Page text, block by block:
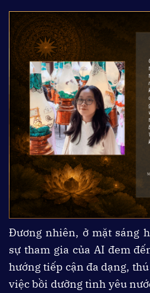
Đương nhiên, ở mặt sáng
sự tham gia của AI đem
hướng tiếp cận đa dạng,
việc bồi dưỡng tình yêu